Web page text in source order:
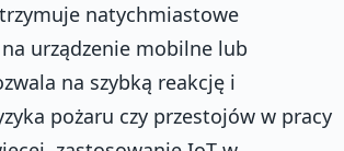
natychmiastowe
urządzenie mobilne lub
na szybką reakcję i
pożaru czy przestojów w pracy